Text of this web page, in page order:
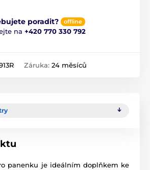
poradit? offline
na +420 770 330 792
Záruka: 24 měsíců
panenku je ideálním doplňkem ke